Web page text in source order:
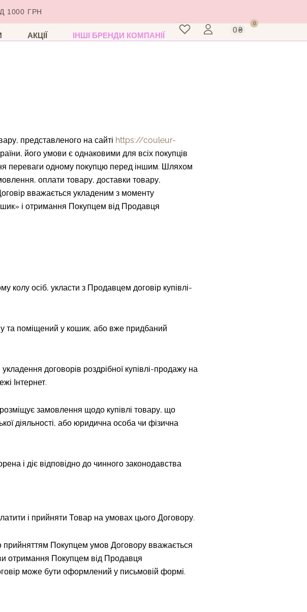
1000 ГРН
0₴
0
Кошик
АКЦІЇ ІНШІ БРЕНДИ КОМПАНІЇ
представленого на сайті https://couleur-
його умови є однаковими для всіх покупців
переваги одному покупцю перед іншим. Шляхом
оплати товару, доставки товару,
вважається укладеним з моменту
і отримання Покупцем від Продавця
колу осіб, укласти з Продавцем договір купівлі-
та поміщений у кошик, або вже придбаний
договорів роздрібної купівлі-продажу на
Інтернет.
замовлення щодо купівлі товару, що
діяльності, або юридична особа чи фізична
і діє відповідно до чинного законодавства
і прийняти Товар на умовах цього Договору.
Покупцем умов Договору вважається
отримання Покупцем від Продавця
може бути оформлений у письмовій формі.